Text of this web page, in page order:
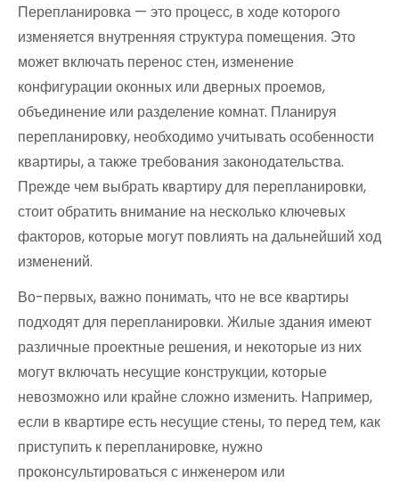
Перепланировка — это процесс, в ходе которого
изменяется внутренняя структура помещения. Это
может включать перенос стен, изменение
конфигурации оконных или дверных проемов,
объединение или разделение комнат. Планируя
перепланировку, необходимо учитывать особенности
квартиры, а также требования законодательства.
Прежде чем выбрать квартиру для перепланировки,
стоит обратить внимание на несколько ключевых
факторов, которые могут повлиять на дальнейший ход
изменений.
Во-первых, важно понимать, что не все квартиры
подходят для перепланировки. Жилые здания имеют
различные проектные решения, и некоторые из них
могут включать несущие конструкции, которые
невозможно или крайне сложно изменить. Например,
если в квартире есть несущие стены, то перед тем, как
приступить к перепланировке, нужно
проконсультироваться с инженером или